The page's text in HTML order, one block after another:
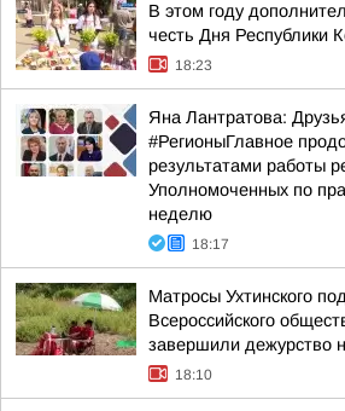
В этом году
честь Дня Республики
18:23
Яна Лантратова:
#РегионыГлавное
результатами работы
Уполномоченных по
неделю
18:17
Матросы Ухтинского
Всероссийского
завершили дежурство
18:10